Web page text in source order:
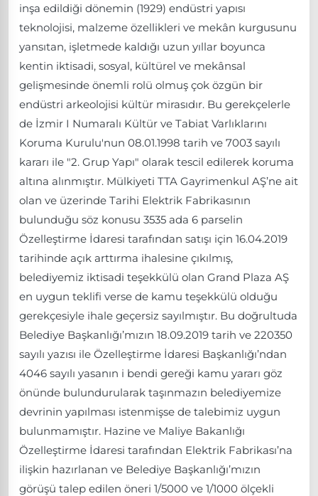
inşa edildiği dönemin (1929) endüstri yapısı
teknolojisi, malzeme özellikleri ve mekân kurgusunu
yansıtan, işletmede kaldığı uzun yıllar boyunca
kentin iktisadi, sosyal, kültürel ve mekânsal
gelişmesinde önemli rolü olmuş çok özgün bir
endüstri arkeolojisi kültür mirasıdır. Bu gerekçelerle
de İzmir I Numaralı Kültür ve Tabiat Varlıklarını
Koruma Kurulu'nun 08.01.1998 tarih ve 7003 sayılı
kararı ile "2. Grup Yapı" olarak tescil edilerek koruma
altına alınmıştır. Mülkiyeti TTA Gayrimenkul AŞ’ne ait
olan ve üzerinde Tarihi Elektrik Fabrikasının
bulunduğu söz konusu 3535 ada 6 parselin
Özelleştirme İdaresi tarafından satışı için 16.04.2019
tarihinde açık arttırma ihalesine çıkılmış,
belediyemiz iktisadi teşekkülü olan Grand Plaza AŞ
en uygun teklifi verse de kamu teşekkülü olduğu
gerekçesiyle ihale geçersiz sayılmıştır. Bu doğrultuda
Belediye Başkanlığı’mızın 18.09.2019 tarih ve 220350
sayılı yazısı ile Özelleştirme İdaresi Başkanlığı’ndan
4046 sayılı yasanın i bendi gereği kamu yararı göz
önünde bulundurularak taşınmazın belediyemize
devrinin yapılması istenmişse de talebimiz uygun
bulunmamıştır. Hazine ve Maliye Bakanlığı
Özelleştirme İdaresi tarafından Elektrik Fabrikası’na
ilişkin hazırlanan ve Belediye Başkanlığı’mızın
görüşü talep edilen öneri 1/5000 ve 1/1000 ölçekli